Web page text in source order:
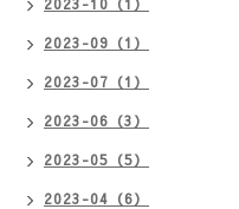
2023-09（1）
2023-07（1）
2023-06（3）
2023-05（5）
2023-04（6）